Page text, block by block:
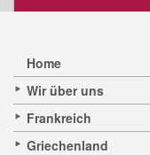
Home
Wir über uns
Frankreich
Griechenland